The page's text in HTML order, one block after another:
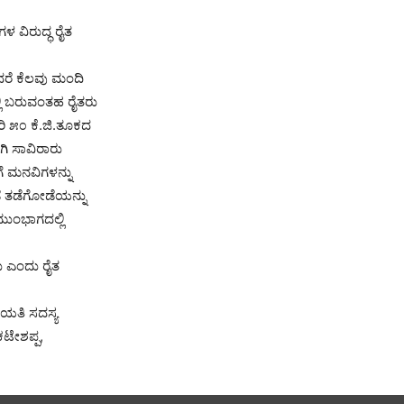
ವಿರುದ್ಧ ರೈತ
ಕೆಲವು ಮಂದಿ
ಬರುವಂತಹ ರೈತರು
೫೦ ಕೆ.ಜಿ.ತೂಕದ
ಸಾವಿರಾರು
ತಡೆಗೋಡೆಯನ್ನು
ರೈತ
ಸದಸ್ಯ